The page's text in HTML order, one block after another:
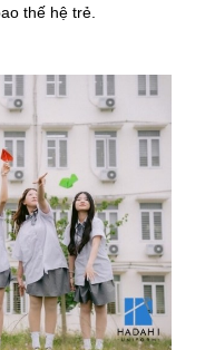
thế hệ trẻ.